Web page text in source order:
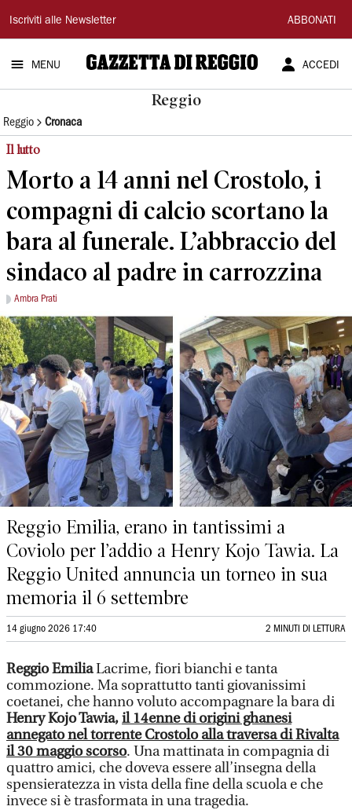
Gazzetta
di
Reggio
Iscriviti alle Newsletter ABBONATI
MENU ACCEDI
Reggio
Reggio Cronaca
Il lutto
Morto a 14 anni nel Crostolo, i
compagni di calcio scortano la
bara al funerale. L’abbraccio del
sindaco al padre in carrozzina
Ambra Prati
Reggio Emilia, erano in tantissimi a
Coviolo per l’addio a Henry Kojo Tawia. La
Reggio United annuncia un torneo in sua
memoria il 6 settembre
14 giugno 2026 17:40 2 MINUTI DI LETTURA
Reggio EmiliaLacrime, fiori bianchi e tanta
commozione. Ma soprattutto tanti giovanissimi
coetanei, che hanno voluto accompagnare la bara di
Henry Kojo Tawia,il 14enne di origini ghanesi
annegato nel torrente Crostolo alla traversa di Rivalta
il 30 maggio scorso. Una mattinata in compagnia di
quattro amici, che doveva essere all’insegna della
spensieratezza in vista della fine della scuola e che
invece si è trasformata in una tragedia.